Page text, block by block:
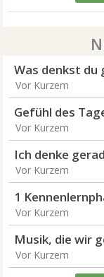
Was denkst du
Vor Kurzem
Gefühl des
Vor Kurzem
Ich denke
Vor Kurzem
1
Vor Kurzem
Musik, die wir
Vor Kurzem